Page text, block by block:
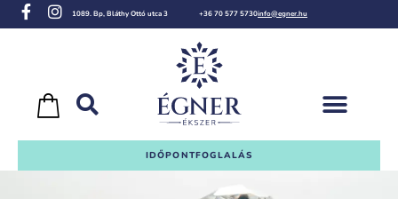
1089. Bp, Bláthy Ottó utca 3 +36 70 577 5730info@egner.hu
IDŐPONTFOGLALÁS